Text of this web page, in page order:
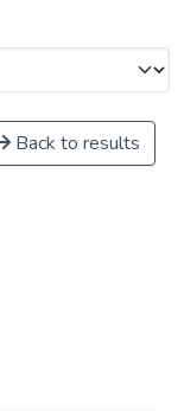
Back to results